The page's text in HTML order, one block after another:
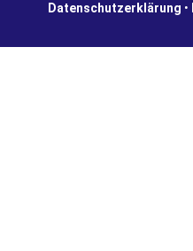
Datenschutzerklärung •